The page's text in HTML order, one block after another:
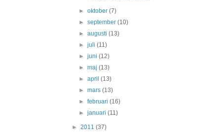
►oktober(7)
►september(10)
►augusti(13)
►juli(11)
►juni(12)
►maj(13)
►april(13)
►mars(13)
►februari(16)
►januari(11)
► 2011 (37)